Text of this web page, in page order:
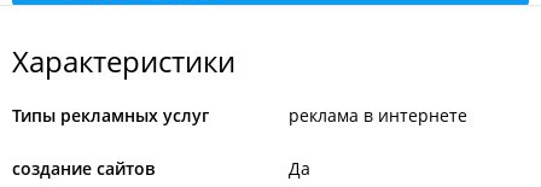
Характеристики
Типы рекламных услуг реклама в интернете
создание сайтов Да